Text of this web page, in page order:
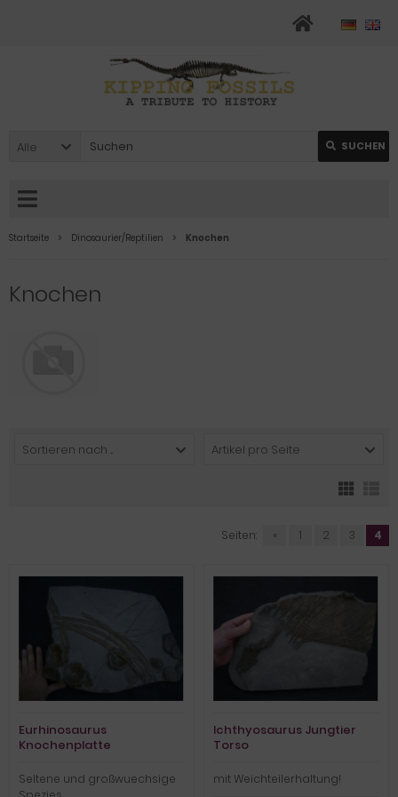
Alle SUCHEN
Startseite Dinosaurier/Reptilien Knochen
Knochen
Sortieren nach ... Artikel pro Seite
Seiten: « 1 2 3 4
Eurhinosaurus
Knochenplatte
Seltene und großwuechsige
Ichthyosaurus Jungtier
Torso
mit Weichteilerhaltung!